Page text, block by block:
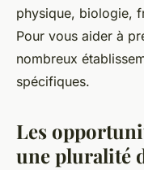
physique, biologie,
Pour vous aider à
nombreux
spécifiques.
Les
une pluralité